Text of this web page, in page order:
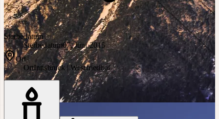
Sterbedatum
Sterbedatum07. Juni 2015
Ort
OrtInnsbruck | Westfriedhof